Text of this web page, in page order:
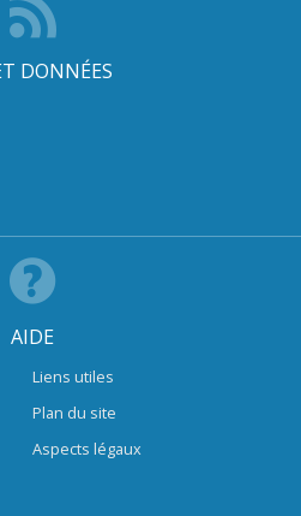
DONNÉES
AIDE
Liens utiles
Plan du site
Aspects légaux